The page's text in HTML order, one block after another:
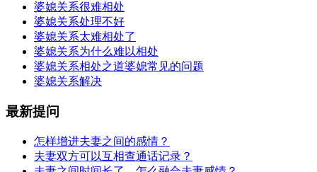
婆媳关系很难相处
婆媳关系处理不好
婆媳关系太难相处了
婆媳关系为什么难以相处
婆媳关系相处之道婆媳常见的问题
婆媳关系解决
最新提问
怎样增进夫妻之间的感情？
夫妻双方可以互相查通话记录？